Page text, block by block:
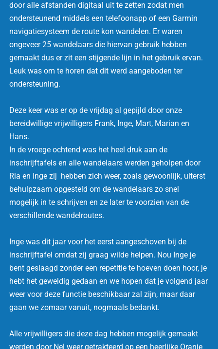
door alle afstanden digitaal uit te zetten zodat men
ondersteunend middels een telefoonapp of een Garmin
navigatiesysteem de route kon wandelen. Er waren
ongeveer 25 wandelaars die hiervan gebruik hebben
gemaakt dus er zit een stijgende lijn in het gebruik ervan.
Leuk was om te horen dat dit werd aangeboden ter
ondersteuning.
Deze keer was er op de vrijdag al gepijld door onze
bereidwillige vrijwilligers Frank, Inge, Mart, Marian en
Hans.
In de vroege ochtend was het heel druk aan de
inschrijftafels en alle wandelaars werden geholpen door
Ria en Inge zij hebben zich weer, zoals gewoonlijk, uiterst
behulpzaam opgesteld om de wandelaars zo snel
mogelijk in te schrijven en ze later te voorzien van de
verschillende wandelroutes.
Inge was dit jaar voor het eerst aangeschoven bij de
inschrijftafel omdat zij graag wilde helpen. Nou Inge je
bent geslaagd zonder een repetitie te hoeven doen hoor, je
hebt het geweldig gedaan en we hopen dat je volgend jaar
weer voor deze functie beschikbaar zal zijn, maar daar
gaan we zomaar vanuit, nogmaals bedankt.
Alle vrijwilligers die deze dag hebben mogelijk gemaakt
werden door Nel weer getrakteerd op een heerlijke Oranje